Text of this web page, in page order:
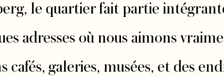
le quartier fait partie
adresses où nous aimons
cafés, galeries, musées, et des